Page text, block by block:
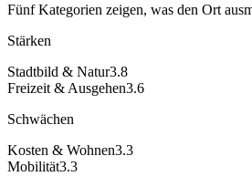
Fünf Kategorien zeigen, was den Ort
Stärken
Stadtbild & Natur3.8
Freizeit & Ausgehen3.6
Schwächen
Kosten & Wohnen3.3
Mobilität3.3